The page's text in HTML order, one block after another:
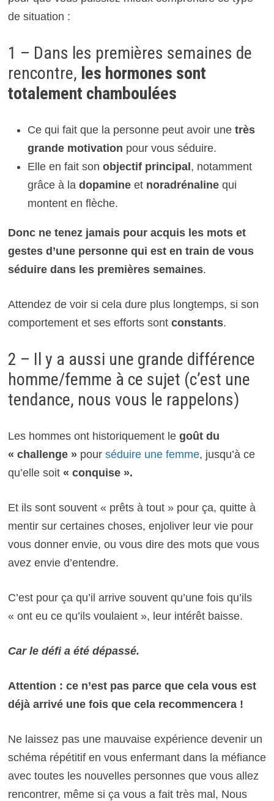
de situation :
1 – Dans les premières semaines de
rencontre, les hormones sont
totalement chamboulées
Ce qui fait que la personne peut avoir une très
grande motivation pour vous séduire.
Elle en fait son objectif principal, notamment
grâce à la dopamine et noradrénalinequi
montent en flèche.
Donc ne tenez jamais pour acquis les mots et
gestes d’une personne qui est en train de vous
séduire dans les premières semaines.
Attendez de voir si cela dure plus longtemps, si son
comportement et ses efforts sont constants.
2 – Il y a aussi une grande différence
homme/femme à ce sujet (c’est une
tendance, nous vous le rappelons)
Les hommes ont historiquement le goût du
« challenge »pour séduire une femme, jusqu’à ce
qu’elle soit « conquise ».
Et ils sont souvent « prêts à tout » pour ça, quitte à
mentir sur certaines choses, enjoliver leur vie pour
vous donner envie, ou vous dire des mots que vous
avez envie d’entendre.
C’est pour ça qu’il arrive souvent qu’une fois qu’ils
« ont eu ce qu’ils voulaient », leur intérêt baisse.
Car le défi a été dépassé.
Attention : ce n’est pas parce que cela vous est
déjà arrivé une fois que cela recommencera !
Ne laissez pas une mauvaise expérience devenir un
schéma répétitif en vous enfermant dans la méfiance
avec toutes les nouvelles personnes que vous allez
rencontrer, même si ça vous a fait très mal, Nous